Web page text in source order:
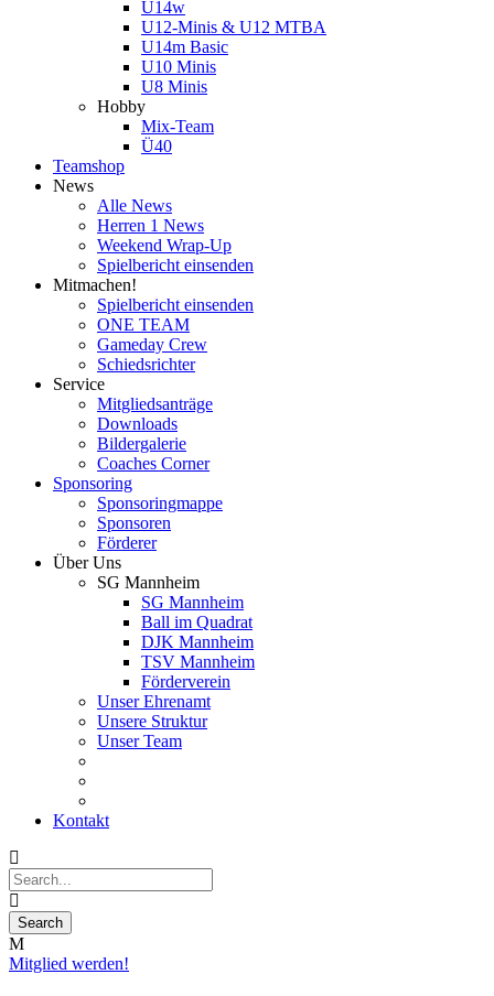
U14w
U12-Minis & U12 MTBA
U14m Basic
U10 Minis
U8 Minis
Hobby
Mix-Team
Ü40
Teamshop
News
Alle News
Herren 1 News
Weekend Wrap-Up
Spielbericht einsenden
Mitmachen!
Spielbericht einsenden
ONE TEAM
Gameday Crew
Schiedsrichter
Service
Mitgliedsanträge
Downloads
Bildergalerie
Coaches Corner
Sponsoring
Sponsoringmappe
Sponsoren
Förderer
Über Uns
SG Mannheim
SG Mannheim
Ball im Quadrat
DJK Mannheim
TSV Mannheim
Förderverein
Unser Ehrenamt
Unsere Struktur
Unser Team
Kontakt
Mitglied werden!